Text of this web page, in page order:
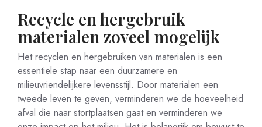
Recycle en hergebruik
materialen zoveel mogelijk
Het recyclen en hergebruiken van materialen is een
essentiële stap naar een duurzamere en
milieuvriendelijkere levensstijl. Door materialen een
tweede leven te geven, verminderen we de hoeveelheid
afval die naar stortplaatsen gaat en verminderen we